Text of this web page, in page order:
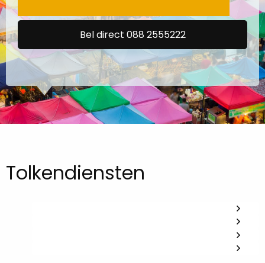
Bel direct 088 2555222
Tolkendiensten